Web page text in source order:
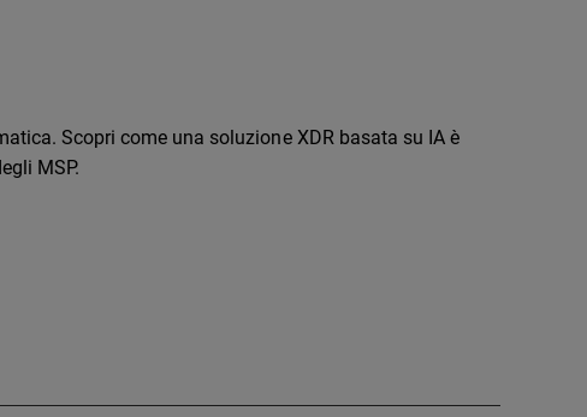
Scopri come una soluzione XDR basata su IA è
MSP.